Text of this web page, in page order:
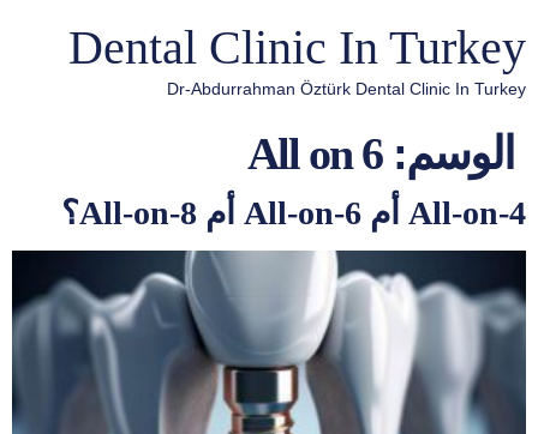
Dental Clinic In Turkey
Dr-Abdurrahman Öztürk Dental Clinic In Turkey
الوسم:All on 6
All-on-4 أم All-on-6 أم All-on-8؟